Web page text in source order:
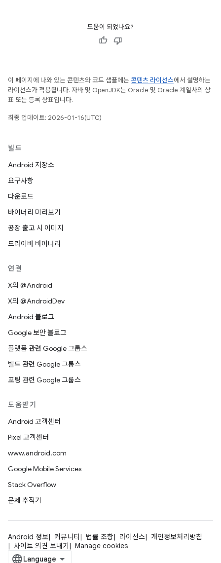
도움이 되었나요?
이 페이지에 나와 있는 콘텐츠와 코드 샘플에는 콘텐츠 라이선스에서 설명하는
라이선스가 적용됩니다. 자바 및 OpenJDK는 Oracle 및 Oracle 계열사의 상
표 또는 등록 상표입니다.
최종 업데이트: 2026-01-16(UTC)
빌드
Android 저장소
요구사항
다운로드
바이너리 미리보기
공장 출고 시 이미지
드라이버 바이너리
연결
X의 @Android
X의 @AndroidDev
Android 블로그
Google 보안 블로그
플랫폼 관련 Google 그룹스
빌드 관련 Google 그룹스
포팅 관련 Google 그룹스
도움받기
Android 고객센터
Pixel 고객센터
www.android.com
Google Mobile Services
Stack Overflow
문제 추적기
Android 정보 커뮤니티 법률 조항 라이선스
개인정보처리방침
사이트 의견 보내기
Manage cookies